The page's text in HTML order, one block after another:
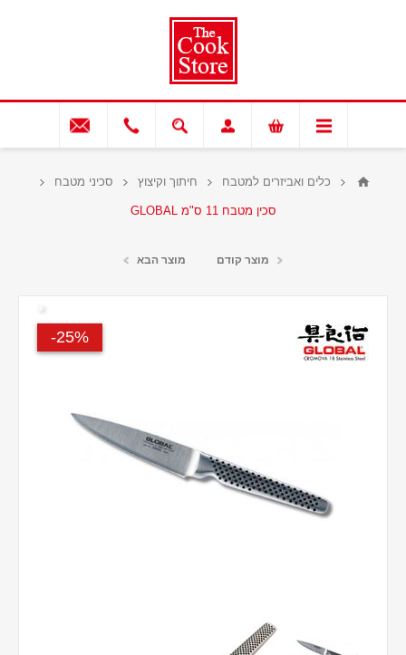
כלים ואביזרים למטבח חיתוך וקיצוץ סכיני מטבח
סכין מטבח 11 ס"מ GLOBAL
מוצר קודם מוצר הבא
25%-